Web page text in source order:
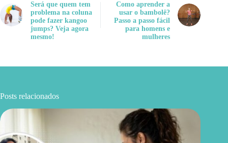
Será que quem tem
problema na coluna
pode fazer kangoo
jumps? Veja agora
mesmo!
Como aprender a
usar o bambolê?
Passo a passo fácil
para homens e
mulheres
Posts relacionados